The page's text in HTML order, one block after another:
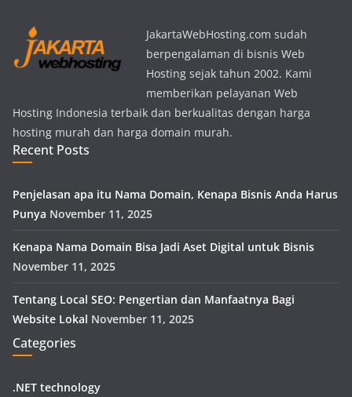
JakartaWebHosting.com sudah
berpengalaman di bisnis Web
Hosting sejak tahun 2002. Kami
memberikan pelayanan Web
Hosting Indonesia terbaik dan berkualitas dengan harga
hosting murah dan harga domain murah.
Recent Posts
Penjelasan apa itu Nama Domain, Kenapa Bisnis Anda Harus
Punya November 11, 2025
Kenapa Nama Domain Bisa Jadi Aset Digital untuk Bisnis
November 11, 2025
Tentang Local SEO: Pengertian dan Manfaatnya Bagi
Website Lokal November 11, 2025
Categories
.NET technology